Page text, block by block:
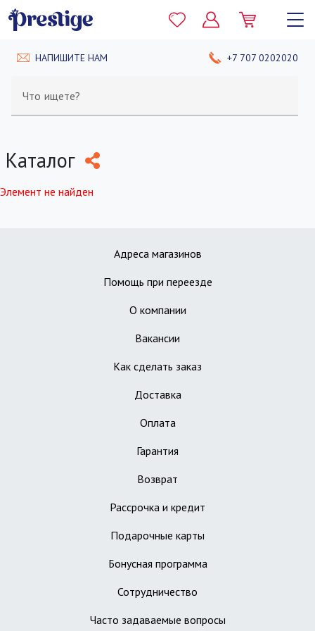
НАПИШИТЕ НАМ +7 707 0202020
Что ищете?
Каталог
Элемент не найден
Адреса магазинов
Помощь при переезде
О компании
Вакансии
Как сделать заказ
Доставка
Оплата
Гарантия
Возврат
Рассрочка и кредит
Подарочные карты
Бонусная программа
Сотрудничество
Часто задаваемые вопросы